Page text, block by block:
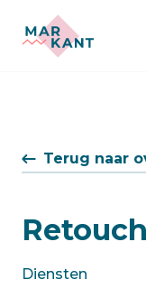
Terug naar
Diensten